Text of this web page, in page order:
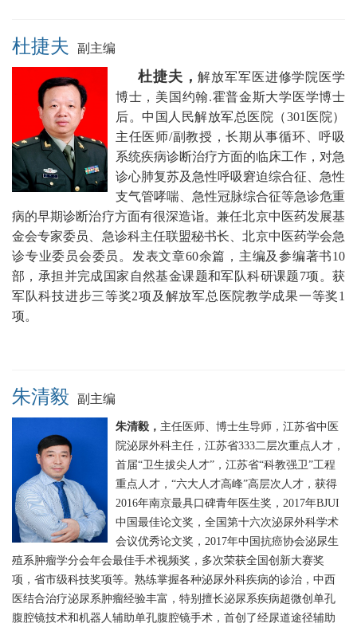
杜捷夫 副主编
杜捷夫，解放军军医进修学院医学
博士，美国约翰.霍普金斯大学医学博士
后。 中国人民解放军总医院（301医院）
主任医师/副教授，长期从事循环、呼吸
系统疾病诊断治疗方面的临床工作，对急
诊心肺复苏及急性呼吸窘迫综合征、急性
支气管哮喘、急性冠脉综合征等急诊危重
病的早期诊断治疗方面有很深造诣。兼任北京中医药发展基
金会专家委员、急诊科主任联盟秘书长 、北京中医药学会急
诊专业委员会委员。发表文章60余篇，主编及参编著书10
部，承担并完成国家自然基金课题和军队科研课题7项。获
军队科技进步三等奖2项及解放军总医院教学成果一等奖1
项。
朱清毅 副主编
朱清毅， 主任医师、博士生导师，江苏省中医
院泌尿外科主任，江苏省333二层次重点人才，
首届“卫生拔尖人才”，江苏省“科教强卫”工程
重点人才，“六大人才高峰”高层次人才，获得
2016年南京最具口碑青年医生奖，2017年BJUI
中国最佳论文奖，全国第十六次泌尿外科学术
会议优秀论文奖，2017年中国抗癌协会泌尿生
殖系肿瘤学分会年会最佳手术视频奖，多次荣获全国创新大赛奖
项，省市级科技奖项等。熟练掌握各种泌尿外科疾病的诊治，中西
医结合治疗泌尿系肿瘤经验丰富，特别擅长泌尿系疾病超微创单孔
腹腔镜技术和机器人辅助单孔腹腔镜手术，首创了经尿道途径辅助